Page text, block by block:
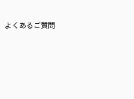
よくあるご質問